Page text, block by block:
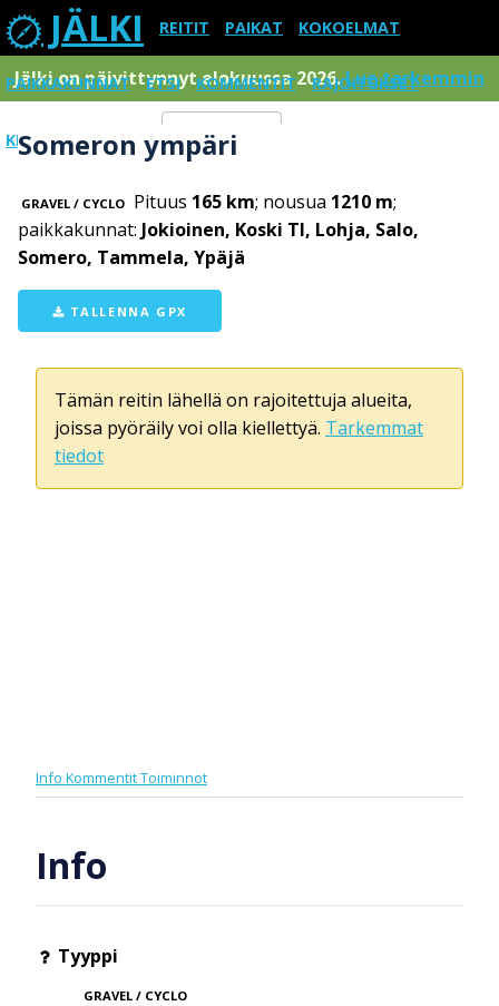
JÄLKI REITIT PAIKAT KOKOELMAT
PAIKKAKUNNAT ETSI KOMMENTIT RAJOITUKSET
KIRJAUDU SISÄÄN Menu
Jälki on päivittynnyt elokuussa 2026.Lue tarkemmin
Someron ympäri
GRAVEL / CYCLO Pituus 165 km; nousua 1210 m;
paikkakunnat: Jokioinen, Koski Tl, Lohja, Salo,
Somero, Tammela, Ypäjä
TALLENNA GPX
Tämän reitin lähellä on rajoitettuja alueita,
joissa pyöräily voi olla kiellettyä. Tarkemmat
tiedot
Info KommentitToiminnot
Info
Tyyppi
GRAVEL / CYCLO